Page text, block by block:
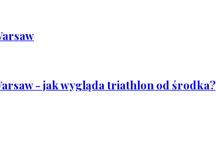
- jak wygląda triathlon od środka?